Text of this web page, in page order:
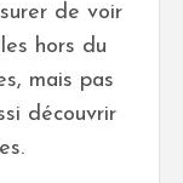
de voir
hors du
mais pas
découvrir